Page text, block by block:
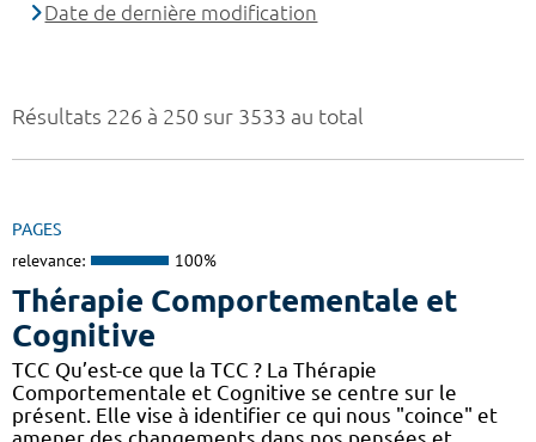
Résultats 226 à 250 sur 3533 au total
PAGES
relevance: 100%
Thérapie Comportementale et
Cognitive
TCC Qu’est-ce que la TCC ? La Thérapie
Comportementale et Cognitive se centre sur le
présent. Elle vise à identifier ce qui nous "coince" et
Date de dernière modification